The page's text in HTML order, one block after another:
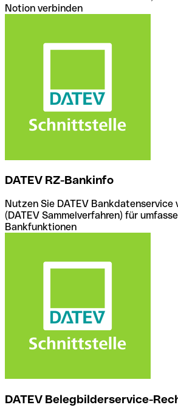
Notion verbinden
DATEV RZ-Bankinfo
Nutzen Sie DATEV Bankdatenservice
(DATEV Sammelverfahren) für
Bankfunktionen
DATEV Belegbilderservice-